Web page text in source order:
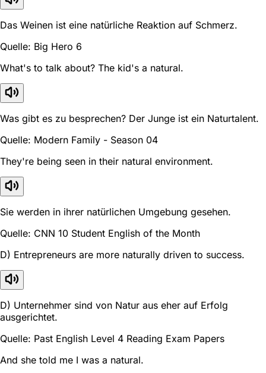
Das Weinen ist eine natürliche Reaktion auf Schmerz.
Quelle: Big Hero 6
What's to talk about? The kid's a natural.
Was gibt es zu besprechen? Der Junge ist ein Naturtalent.
Quelle: Modern Family - Season 04
They're being seen in their natural environment.
Sie werden in ihrer natürlichen Umgebung gesehen.
Quelle: CNN 10 Student English of the Month
D) Entrepreneurs are more naturally driven to success.
D) Unternehmer sind von Natur aus eher auf Erfolg
ausgerichtet.
Quelle: Past English Level 4 Reading Exam Papers
And she told me I was a natural.